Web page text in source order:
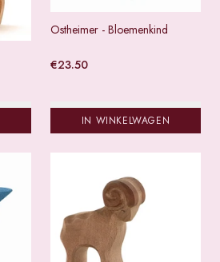
Ostheimer - Bloemenkind
€23.50
IN WINKELWAGEN